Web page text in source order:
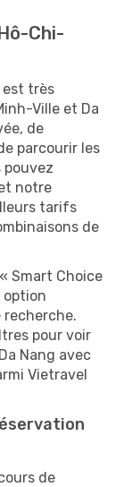
Chi-
est très
Ville et Da
de
parcourir les
pouvez
notre
tarifs
de
Smart Choice
option
pour voir
Nang avec
Vietravel
de